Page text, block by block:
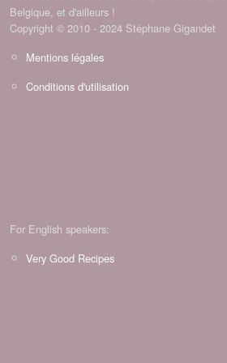
Belgique, et d'ailleurs !
Copyright © 2010 - 2024 Stéphane Gigandet
Mentions légales
Conditions d'utilisation
For English speakers:
Very Good Recipes